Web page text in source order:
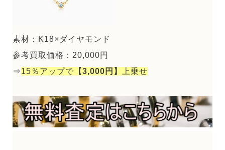
素材：K18×ダイヤモンド
参考買取価格：20,000円
⇒15％アップで 【3,000円】 上乗せ